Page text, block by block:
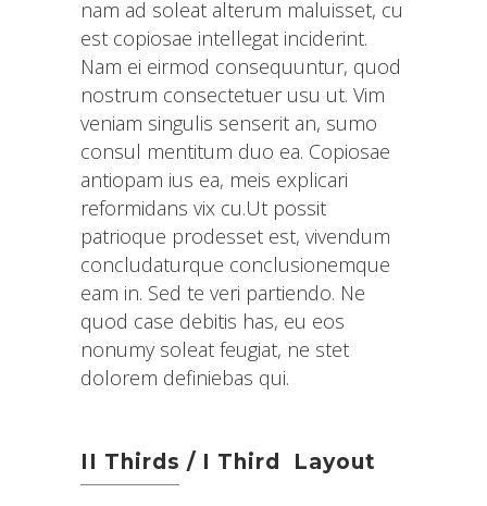
nam ad soleat alterum maluisset, cu
est copiosae intellegat inciderint.
Nam ei eirmod consequuntur, quod
nostrum consectetuer usu ut. Vim
veniam singulis senserit an, sumo
consul mentitum duo ea. Copiosae
antiopam ius ea, meis explicari
reformidans vix cu.Ut possit
patrioque prodesset est, vivendum
concludaturque conclusionemque
eam in. Sed te veri partiendo. Ne
quod case debitis has, eu eos
nonumy soleat feugiat, ne stet
dolorem definiebas qui.
II Thirds / I Third Layout